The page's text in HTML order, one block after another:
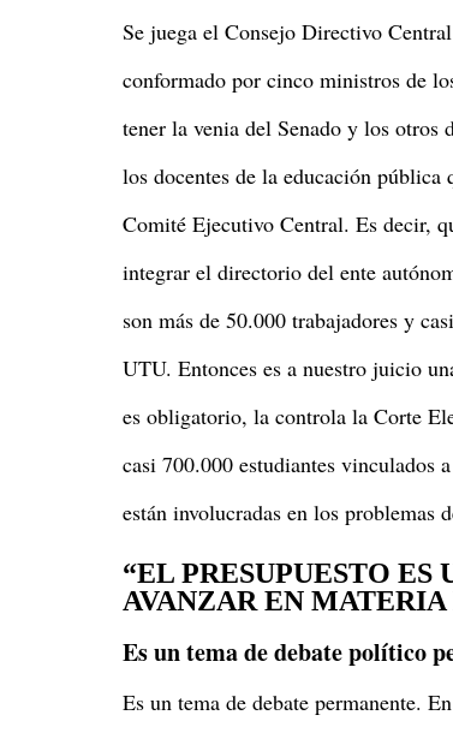
Se juega el Consejo Directivo
conformado por cinco ministros de
tener la venia del Senado y los otros
los docentes de la educación
Comité Ejecutivo Central. Es decir,
integrar el directorio del ente
son más de 50.000 trabajadores y
UTU. Entonces es a nuestro juicio
es obligatorio, la controla la Corte
casi 700.000 estudiantes vinculados
están involucradas en los problemas
“EL PRESUPUESTO
AVANZAR EN
Es un tema de debate político
Es un tema de debate permanente.